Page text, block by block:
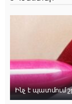
Ինչ է պատմում